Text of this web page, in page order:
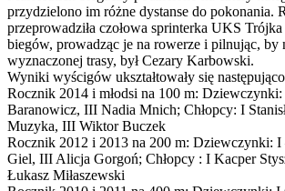
przydzielono im różne dystanse do pokonania.
przeprowadziła czołowa sprinterka UKS
biegów, prowadząc je na rowerze i pilnując, by
wyznaczonej trasy, był Cezary Karbowski.
Wyniki wyścigów ukształtowały się
Rocznik 2014 i młodsi na 100 m:
Baranowicz, III Nadia Mnich; Chłopcy: I
Muzyka, III Wiktor Buczek
Rocznik 2012 i 2013 na 200 m: Dziewczynki:
Giel, III Alicja Gorgoń; Chłopcy : I Kacper
Łukasz Miłaszewski